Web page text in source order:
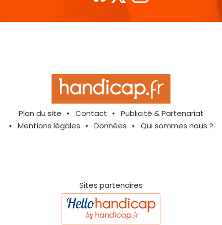
Plan du site Contact
Publicité & Partenariat
Mentions légales
Données Qui sommes nous ?
Sites partenaires